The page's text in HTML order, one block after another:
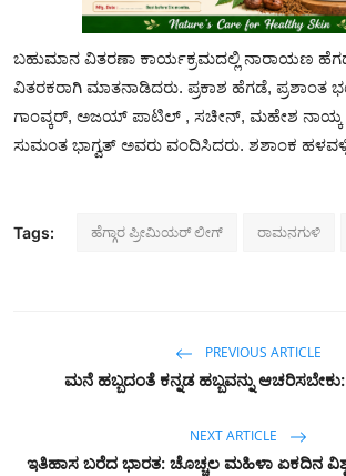
ಬಹುಮಾನ ವಿತರಣಾ ಕಾರ್ಯಕ್ರಮದಲ್ಲಿ ನಾರಾಯಣ
ವಿತರಕರಾಗಿ ಮಾತನಾಡಿದರು. ಪ್ರಕಾಶ ಹೆಗಡೆ, ಪ್ರಶಾಂತ
ಗಾಂವ್ಕರ್, ಅಜಯ್ ಪಾಟಿಲ್ , ಸಚೀನ್, ಮಹೇಶ‌ ನಾಯ್ಕ
ಸುಮಂತ ಭಾಗ್ವತ್ ಅವರು ವಂದಿಸಿದರು. ಶಶಾಂಕ
Tags: ಹೆಗ್ಗಾರ ಪ್ರೀಮಿಯರ್ ಲೀಗ್ ರಾಮನಗುಳಿ
PREVIOUS ARTICLE
ಮನೆ ಹಬ್ಬದಂತೆ ಕನ್ನಡ ಹಬ್ಬವನ್ನು
NEXT ARTICLE
ಇತಿಹಾಸ ಬರೆದ ಭಾರತ: ಚೊಚ್ಚಲ ಮಹಿಳಾ ಏಕದಿನ